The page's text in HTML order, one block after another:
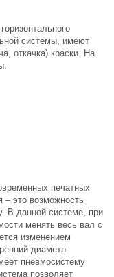
системы, имеют
откачка) краски. На
печатных
– это возможность
В данной системе, при
менять весь вал с
изменением
диаметр
пневмосистему
позволяет